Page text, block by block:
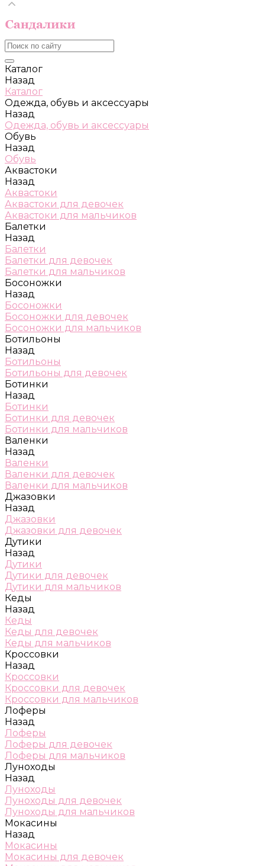
Каталог
Назад
Каталог
Одежда, обувь и аксессуары
Назад
Одежда, обувь и аксессуары
Обувь
Назад
Обувь
Аквастоки
Назад
Аквастоки
Аквастоки для девочек
Аквастоки для мальчиков
Балетки
Назад
Балетки
Балетки для девочек
Балетки для мальчиков
Босоножки
Назад
Босоножки
Босоножки для девочек
Босоножки для мальчиков
Ботильоны
Назад
Ботильоны
Ботильоны для девочек
Ботинки
Назад
Ботинки
Ботинки для девочек
Ботинки для мальчиков
Валенки
Назад
Валенки
Валенки для девочек
Валенки для мальчиков
Джазовки
Назад
Джазовки
Джазовки для девочек
Дутики
Назад
Дутики
Дутики для девочек
Дутики для мальчиков
Кеды
Назад
Кеды
Кеды для девочек
Кеды для мальчиков
Кроссовки
Назад
Кроссовки
Кроссовки для девочек
Кроссовки для мальчиков
Лоферы
Назад
Лоферы
Лоферы для девочек
Лоферы для мальчиков
Луноходы
Назад
Луноходы
Луноходы для девочек
Луноходы для мальчиков
Мокасины
Назад
Мокасины
Мокасины для девочек